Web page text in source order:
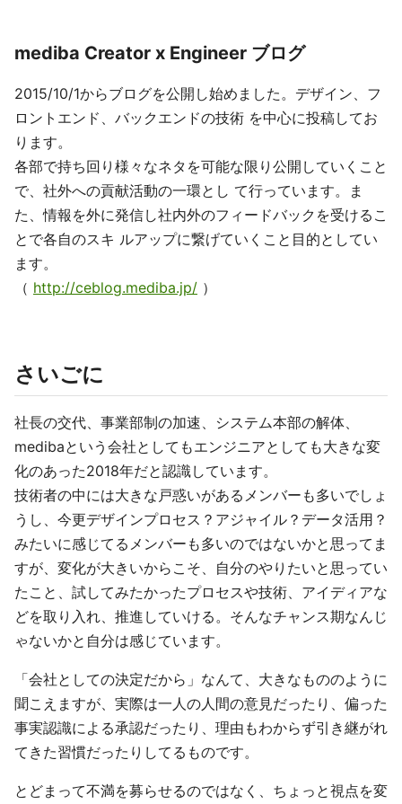
mediba Creator x Engineer ブログ
2015/10/1からブログを公開し始めました。デザイン、フ
ロントエンド、バックエンドの技術 を中心に投稿してお
ります。
各部で持ち回り様々なネタを可能な限り公開していくこと
で、社外への貢献活動の一環とし て行っています。ま
た、情報を外に発信し社内外のフィードバックを受けるこ
とで各自のスキ ルアップに繋げていくこと目的としてい
ます。
（ http://ceblog.mediba.jp/ ）
さいごに
社長の交代、事業部制の加速、システム本部の解体、
medibaという会社としてもエンジニアとしても大きな変
化のあった2018年だと認識しています。
技術者の中には大きな戸惑いがあるメンバーも多いでしょ
うし、今更デザインプロセス？アジャイル？データ活用？
みたいに感じてるメンバーも多いのではないかと思ってま
すが、変化が大きいからこそ、自分のやりたいと思ってい
たこと、試してみたかったプロセスや技術、アイディアな
どを取り入れ、推進していける。そんなチャンス期なんじ
ゃないかと自分は感じています。
「会社としての決定だから」なんて、大きなもののように
聞こえますが、実際は一人の人間の意見だったり、偏った
事実認識による承認だったり、理由もわからず引き継がれ
てきた習慣だったりしてるものです。
とどまって不満を募らせるのではなく、ちょっと視点を変